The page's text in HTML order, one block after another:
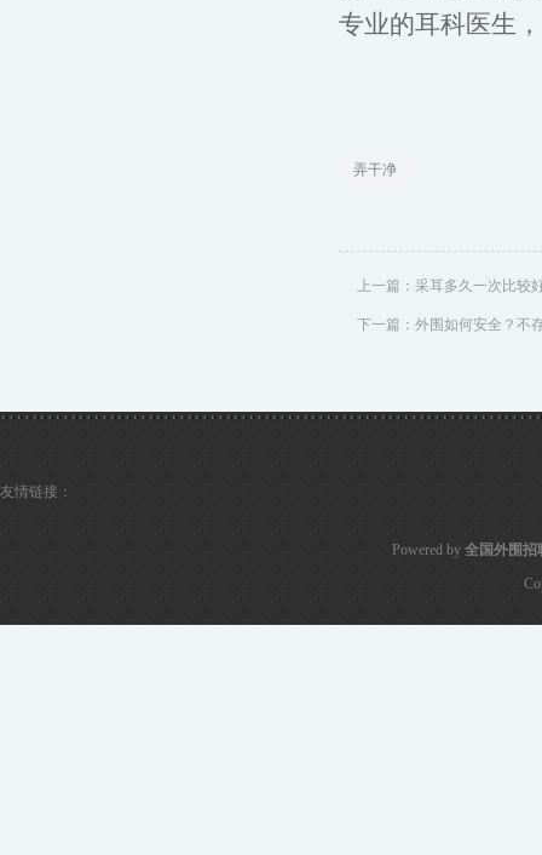
专业的耳科医生
弄干净
上一篇： 采耳多久一次比较
下一篇： 外围如何安全？不
友情链接：
Powered by 全国外围招